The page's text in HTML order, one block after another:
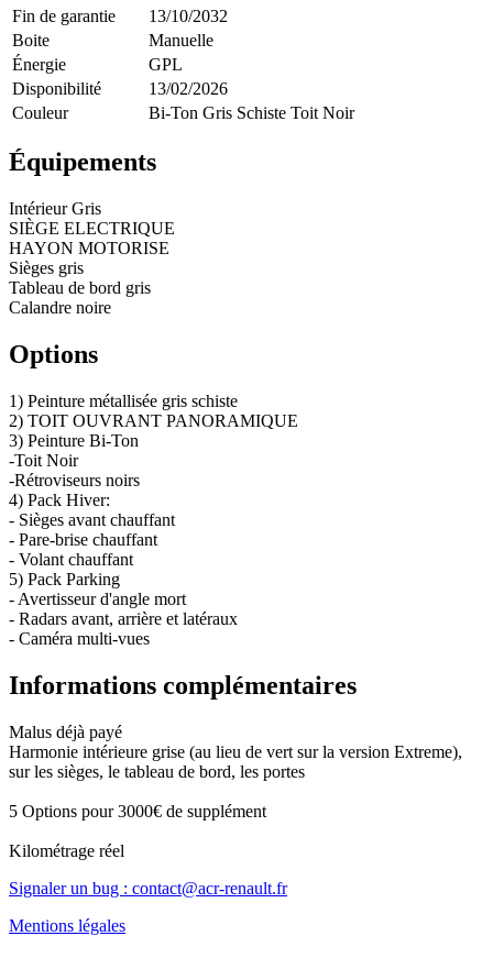
Fin de garantie
13/10/2032
Boite
Manuelle
Énergie
GPL
Disponibilité
13/02/2026
Couleur
Bi-Ton Gris Schiste Toit Noir
Équipements
Intérieur Gris
SIÈGE ELECTRIQUE
HAYON MOTORISE
Sièges gris
Tableau de bord gris
Calandre noire
Options
1) Peinture métallisée gris schiste
2) TOIT OUVRANT PANORAMIQUE
3) Peinture Bi-Ton
-Toit Noir
-Rétroviseurs noirs
4) Pack Hiver:
- Sièges avant chauffant
- Pare-brise chauffant
- Volant chauffant
5) Pack Parking
- Avertisseur d'angle mort
- Radars avant, arrière et latéraux
- Caméra multi-vues
Informations complémentaires
Malus déjà payé
Harmonie intérieure grise (au lieu de vert sur la version Extreme),
sur les sièges, le tableau de bord, les portes
5 Options pour 3000€ de supplément
Kilométrage réel
Signaler un bug : contact@acr-renault.fr
Mentions légales